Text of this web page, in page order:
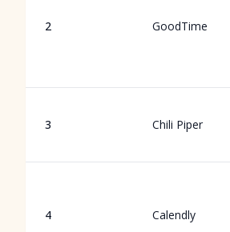
2 GoodTime
3 Chili Piper
4 Calendly